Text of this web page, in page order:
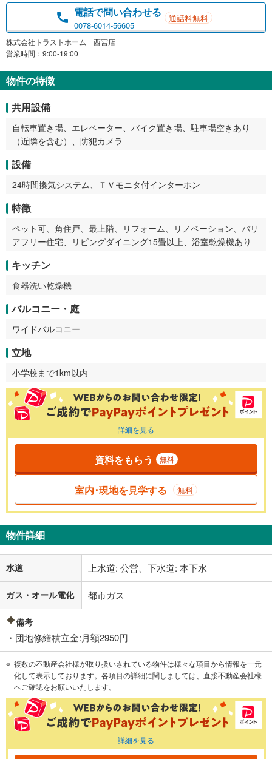
電話で問い合わせる
0078-6014-56605
通話料無料
株式会社トラストホーム 西宮店
営業時間：9:00-19:00
物件の特徴
共用設備
自転車置き場、エレベーター、バイク置き場、駐車場空きあり
（近隣を含む）、防犯カメラ
設備
24時間換気システム、ＴＶモニタ付インターホン
特徴
ペット可、角住戸、最上階、リフォーム、リノベーション、バリ
アフリー住宅、リビングダイニング15畳以上、浴室乾燥機あり
キッチン
食器洗い乾燥機
バルコニー・庭
ワイドバルコニー
立地
小学校まで1km以内
詳細を見る
資料をもらう 無料
室内･現地を見学する 無料
物件詳細
水道 上水道: 公営、下水道: 本下水
ガス・オール電化 都市ガス
備考
・団地修繕積立金:月額2950円
複数の不動産会社様が取り扱いされている物件は様々な項目から情報を一元
化して表示しております。各項目の詳細に関しましては、直接不動産会社様
へご確認をお願いいたします。
詳細を見る